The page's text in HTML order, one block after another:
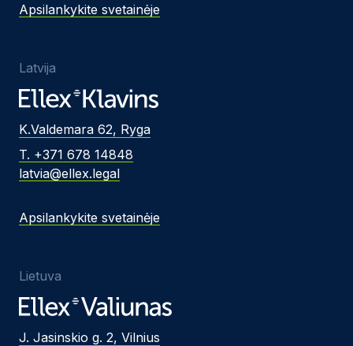
Apsilankykite svetainėje
Latvija
K.Valdemara 62, Ryga
T. +371 678 14848
latvia@ellex.legal
Apsilankykite svetainėje
Lietuva
J. Jasinskio g. 2, Vilnius